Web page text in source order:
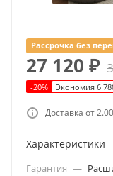
Рассрочка без
27 120 ₽
-20% Экономия 6
Доставка от
Характеристики
Гарантия —